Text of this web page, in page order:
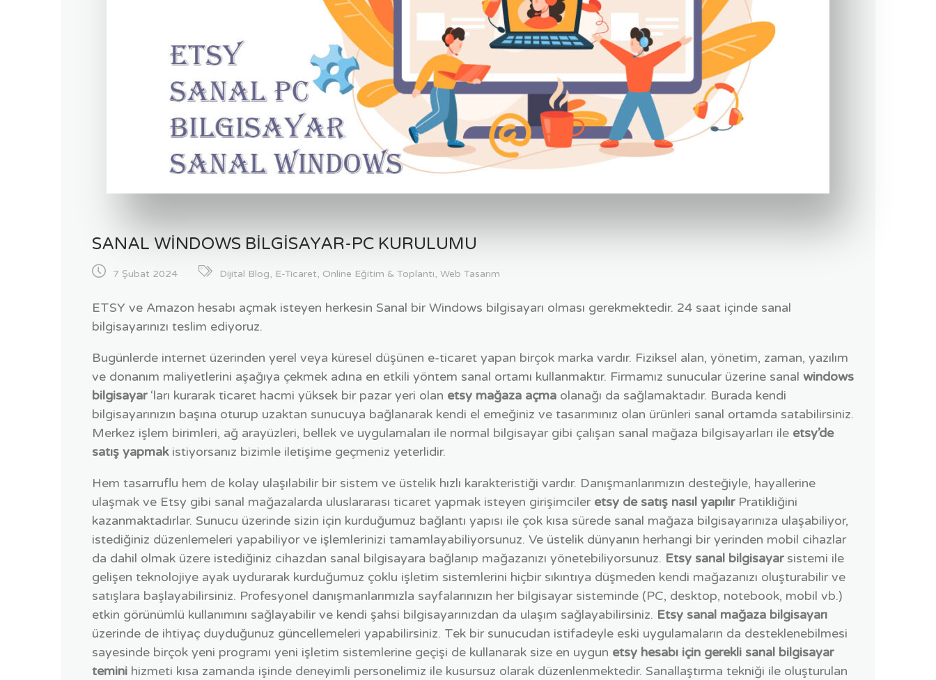
SANAL WINDOWS BILGISAYAR-PC KURULUMU
7 Şubat 2024 Dijital Blog, E-Ticaret, Online Eğitim & Toplantı, Web Tasarım
ETSY ve Amazon hesabı açmak isteyen herkesin Sanal bir Windows bilgisayarı olması gerekmektedir. 24 saat içinde sanal
bilgisayarınızı teslim ediyoruz.
Bugünlerde internet üzerinden yerel veya küresel düşünen e-ticaret yapan birçok marka vardır. Fiziksel alan, yönetim, zaman, yazılım
ve donanım maliyetlerini aşağıya çekmek adına en etkili yöntem sanal ortamı kullanmaktır. Firmamız sunucular üzerine sanal windows
bilgisayar‘ları kurarak ticaret hacmi yüksek bir pazar yeri olan etsy mağaza açma olanağı da sağlamaktadır. Burada kendi
bilgisayarınızın başına oturup uzaktan sunucuya bağlanarak kendi el emeğiniz ve tasarımınız olan ürünleri sanal ortamda satabilirsiniz.
Merkez işlem birimleri, ağ arayüzleri, bellek ve uygulamaları ile normal bilgisayar gibi çalışan sanal mağaza bilgisayarları ile etsy’de
satış yapmakistiyorsanız bizimle iletişime geçmeniz yeterlidir.
Hem tasarruflu hem de kolay ulaşılabilir bir sistem ve üstelik hızlı karakteristiği vardır. Danışmanlarımızın desteğiyle, hayallerine
ulaşmak ve Etsy gibi sanal mağazalarda uluslararası ticaret yapmak isteyen girişimciler etsy de satış nasıl yapılırPratikliğini
kazanmaktadırlar. Sunucu üzerinde sizin için kurduğumuz bağlantı yapısı ile çok kısa sürede sanal mağaza bilgisayarınıza ulaşabiliyor,
istediğiniz düzenlemeleri yapabiliyor ve işlemlerinizi tamamlayabiliyorsunuz. Ve üstelik dünyanın herhangi bir yerinden mobil cihazlar
da dahil olmak üzere istediğiniz cihazdan sanal bilgisayara bağlanıp mağazanızı yönetebiliyorsunuz. Etsy sanal bilgisayarsistemi ile
gelişen teknolojiye ayak uydurarak kurduğumuz çoklu işletim sistemlerini hiçbir sıkıntıya düşmeden kendi mağazanızı oluşturabilir ve
satışlara başlayabilirsiniz. Profesyonel danışmanlarımızla sayfalarınızın her bilgisayar sisteminde (PC, desktop, notebook, mobil vb.)
etkin görünümlü kullanımını sağlayabilir ve kendi şahsi bilgisayarınızdan da ulaşım sağlayabilirsiniz. Etsy sanal mağaza bilgisayarı
üzerinde de ihtiyaç duyduğunuz güncellemeleri yapabilirsiniz. Tek bir sunucudan istifadeyle eski uygulamaların da desteklenebilmesi
sayesinde birçok yeni programı yeni işletim sistemlerine geçişi de kullanarak size en uygun etsy hesabı için gerekli sanal bilgisayar
temini hizmeti kısa zamanda işinde deneyimli personelimiz ile kusursuz olarak düzenlenmektedir. Sanallaştırma tekniği ile oluşturulan